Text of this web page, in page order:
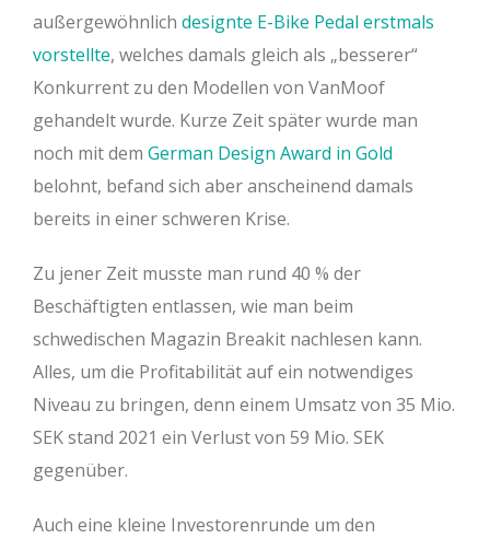
außergewöhnlich designte E-Bike Pedal erstmals
vorstellte, welches damals gleich als „besserer“
Konkurrent zu den Modellen von VanMoof
gehandelt wurde. Kurze Zeit später wurde man
noch mit dem German Design Award in Gold
belohnt, befand sich aber anscheinend damals
bereits in einer schweren Krise.
Zu jener Zeit musste man rund 40 % der
Beschäftigten entlassen, wie man beim
schwedischen Magazin Breakit nachlesen kann.
Alles, um die Profitabilität auf ein notwendiges
Niveau zu bringen, denn einem Umsatz von 35 Mio.
SEK stand 2021 ein Verlust von 59 Mio. SEK
gegenüber.
Auch eine kleine Investorenrunde um den